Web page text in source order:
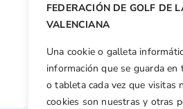
FEDERACIÓN DE GOLF DE
VALENCIANA
Una cookie o galleta
información que se guarda en
o tableta cada vez que visitas
cookies son nuestras y otras